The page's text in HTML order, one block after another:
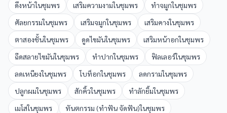
ดึงหน้าในชุมพร เสริมความงามในชุมพร ทำจมูกในชุมพร
ศัลยกรรมในชุมพร เสริมจมูกในชุมพร เสริมคางในชุมพร
ตาสองชั้นในชุมพร ดูดไขมันในชุมพร เสริมหน้าอกในชุมพร
ฉีดสลายไขมันในชุมพร ทำปากในชุมพร ฟิลเลอร์ในชุมพร
ลดเหนียงในชุมพร โบท็อกในชุมพร ลดกรามในชุมพร
ปลูกผมในชุมพร สักคิ้วในชุมพร ทำลักยิ้มในชุมพร
เมโสในชุมพร ทันตกรรม (ทำฟัน จัดฟัน)ในชุมพร